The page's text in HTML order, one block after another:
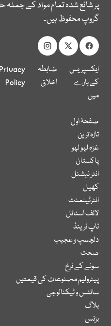
پر شائع شدہ تمام مواد کے
گروپ محفوظ ہیں۔
ایکسپریس
کے بارے
میں
ضابطہ
اخلاق
Privacy
Policy
صفحۂ اول
تازہ ترین
غزہ لہو لہو
پاکستان
انٹر نیشنل
کھیل
انٹرٹینمنٹ
لائف اسٹائل
ٹاپ ٹرینڈ
دلچسپ و عجیب
صحت
سونے کے نرخ
پیٹرولیم مصنوعات کی قیمتیں
سائنس و ٹیکنالوجی
بلاگ
بزنس